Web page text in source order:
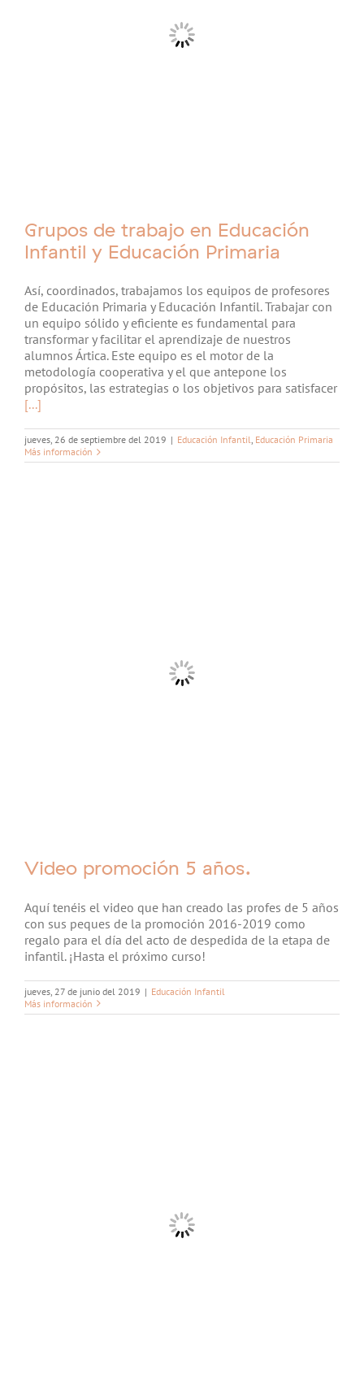
Grupos de trabajo en Educación
Infantil y Educación Primaria
Así, coordinados, trabajamos los equipos de profesores
de Educación Primaria y Educación Infantil. Trabajar con
un equipo sólido y eficiente es fundamental para
transformar y facilitar el aprendizaje de nuestros
alumnos Ártica. Este equipo es el motor de la
metodología cooperativa y el que antepone los
propósitos, las estrategias o los objetivos para satisfacer
[...]
jueves, 26 de septiembre del 2019 | Educación Infantil, Educación Primaria
Más información
Video promoción 5 años.
Aquí tenéis el video que han creado las profes de 5 años
con sus peques de la promoción 2016-2019 como
regalo para el día del acto de despedida de la etapa de
infantil. ¡Hasta el próximo curso!
jueves, 27 de junio del 2019 | Educación Infantil
Más información